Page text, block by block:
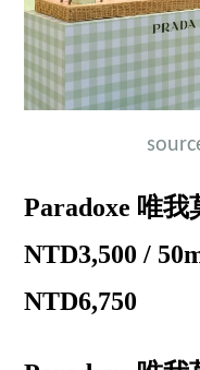
Paradoxe 唯我
NTD3,500 /
NTD6,750